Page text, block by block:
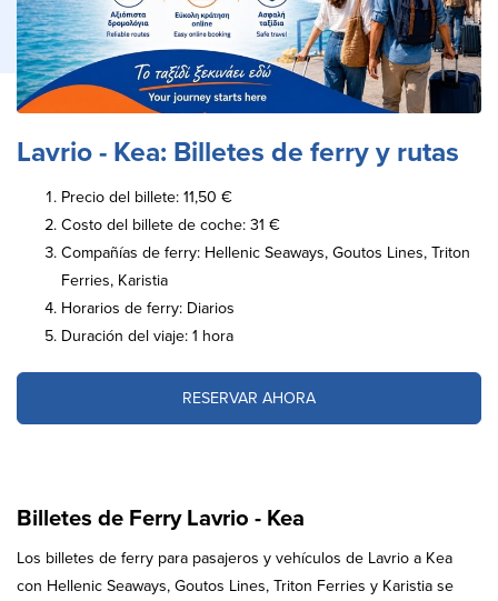
Lavrio - Kea: Billetes de ferry y rutas
Precio del billete: 11,50 €
Costo del billete de coche: 31 €
Compañías de ferry: Hellenic Seaways, Goutos Lines, Triton
Ferries, Karistia
Horarios de ferry: Diarios
Duración del viaje: 1 hora
RESERVAR AHORA
Billetes de Ferry Lavrio - Kea
Los billetes de ferry para pasajeros y vehículos de Lavrio a Kea
con Hellenic Seaways, Goutos Lines, Triton Ferries y Karistia se